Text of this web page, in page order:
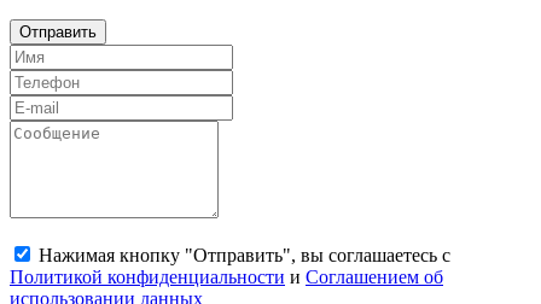
Отправить
Нажимая кнопку "Отправить", вы соглашаетесь с
Политикой конфиденциальности и Соглашением об
использовании данных